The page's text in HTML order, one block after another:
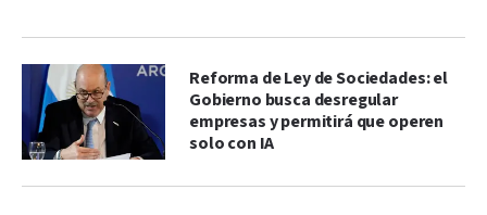
Reforma de Ley de Sociedades: el
Gobierno busca desregular
empresas y permitirá que operen
solo con IA